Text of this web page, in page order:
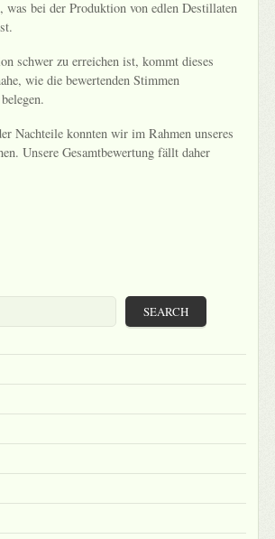
was bei der Produktion von edlen Destillaten
schwer zu erreichen ist, kommt dieses
wie die bewertenden Stimmen
Nachteile konnten wir im Rahmen unseres
Unsere Gesamtbewertung fällt daher
SEARCH